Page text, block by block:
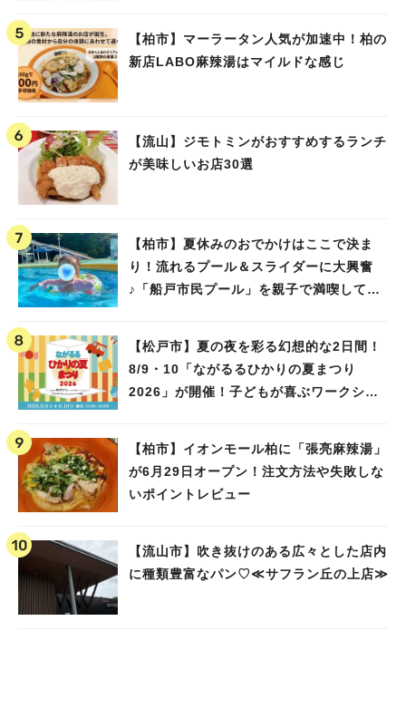
【柏市】マーラータン人気が加速中！柏の
新店LABO麻辣湯はマイルドな感じ
【流山】ジモトミンがおすすめするランチ
が美味しいお店30選
【柏市】夏休みのおでかけはここで決ま
り！流れるプール＆スライダーに大興奮
♪「船戸市民プール」を親子で満喫してき
【松戸市】夏の夜を彩る幻想的な2日間！
8/9・10「ながるるひかりの夏まつり
2026」が開催！子どもが喜ぶワークショ
【柏市】イオンモール柏に「張亮麻辣湯」
が6月29日オープン！注文方法や失敗しな
いポイントレビュー
【流山市】吹き抜けのある広々とした店内
に種類豊富なパン♡≪サフラン丘の上店≫